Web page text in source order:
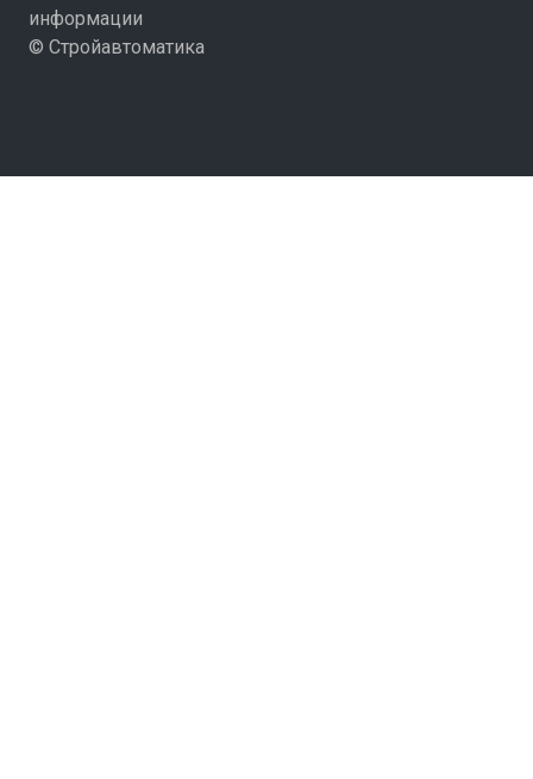
информации
© Стройавтоматика